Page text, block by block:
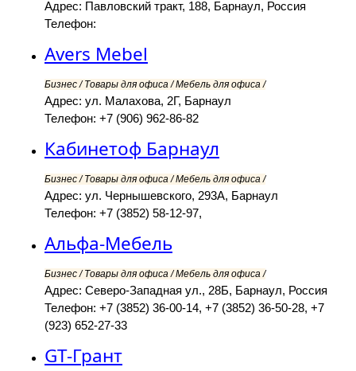
Адрес: Павловский тракт, 188, Барнаул, Россия
Телефон:
Avers Mebel
Бизнес / Товары для офиса / Мебель для офиса /
Адрес: ул. Малахова, 2Г, Барнаул
Телефон: +7 (906) 962-86-82
Кабинетоф Барнаул
Бизнес / Товары для офиса / Мебель для офиса /
Адрес: ул. Чернышевского, 293А, Барнаул
Телефон: +7 (3852) 58-12-97,
Альфа-Мебель
Бизнес / Товары для офиса / Мебель для офиса /
Адрес: Северо-Западная ул., 28Б, Барнаул, Россия
Телефон: +7 (3852) 36-00-14, +7 (3852) 36-50-28, +7
(923) 652-27-33
GT-Грант